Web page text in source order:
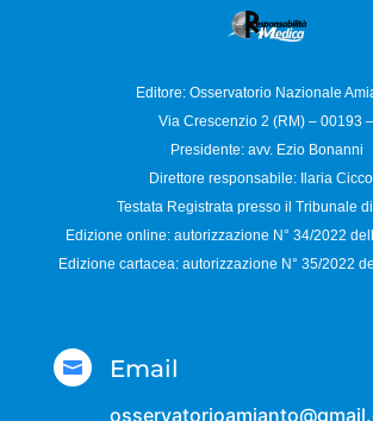
Editore: Osservatorio Nazionale
Via Crescenzio 2 (RM) – 00193 –
Presidente: avv. Ezio Bonanni
Direttore responsabile:
Ilaria
Testata Registrata presso il Tribunale
Edizione online: autorizzazione N°34/2022
Edizione cartacea: autorizzazione N° 35/2022
 Email